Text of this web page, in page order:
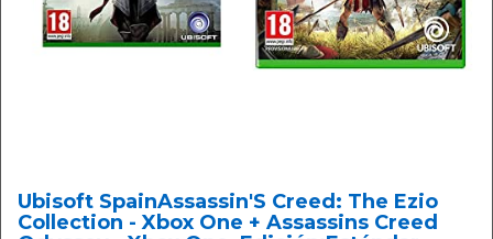
Ubisoft SpainAssassin'S Creed: The Ezio
Collection - Xbox One + Assassins Creed